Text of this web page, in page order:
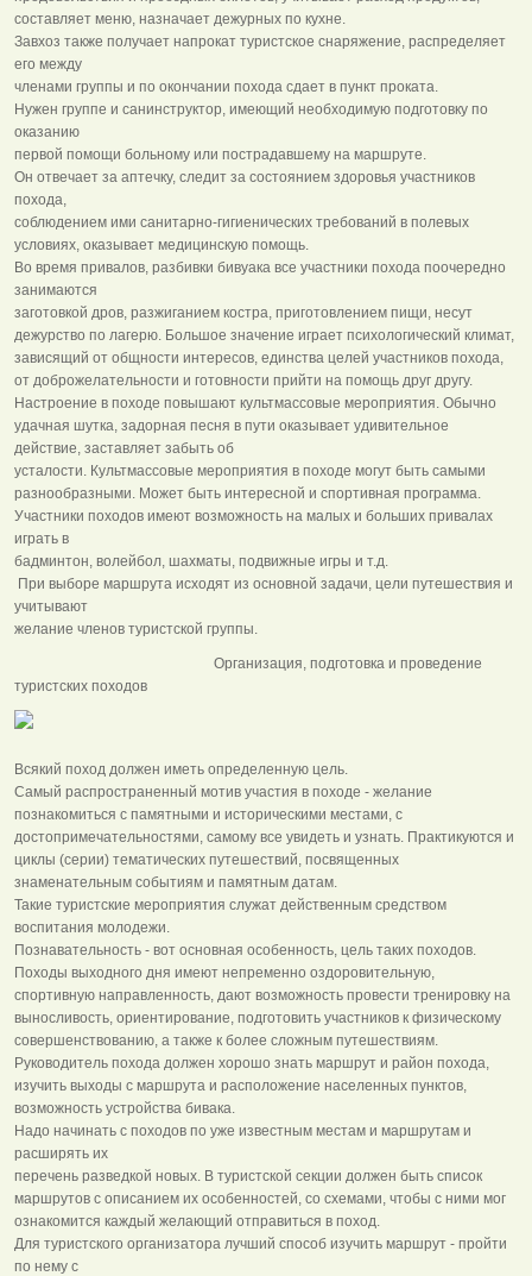
составляет меню, назначает дежурных по кухне.
Завхоз также получает напрокат туристское снаряжение, распределяет
его между
членами группы и по окончании похода сдает в пункт проката.
Нужен группе и санинструктор, имеющий необходимую подготовку по
оказанию
первой помощи больному или пострадавшему на маршруте.
Он отвечает за аптечку, следит за состоянием здоровья участников
похода,
соблюдением ими санитарно-гигиенических требований в полевых
условиях, оказывает медицинскую помощь.
Во время привалов, разбивки бивуака все участники похода поочередно
занимаются
заготовкой дров, разжиганием костра, приготовлением пищи, несут
дежурство по лагерю. Большое значение играет психологический климат,
зависящий от общности интересов, единства целей участников похода,
от доброжелательности и готовности прийти на помощь друг другу.
Настроение в походе повышают культмассовые мероприятия. Обычно
удачная шутка, задорная песня в пути оказывает удивительное
действие, заставляет забыть об
усталости. Культмассовые мероприятия в походе могут быть самыми
разнообразными. Может быть интересной и спортивная программа.
Участники походов имеют возможность на малых и больших привалах
играть в
бадминтон, волейбол, шахматы, подвижные игры и т.д.
При выборе маршрута исходят из основной задачи, цели путешествия и
учитывают
желание членов туристской группы.
Организация, подготовка и проведение
туристских походов
Всякий поход должен иметь определенную цель.
Самый распространенный мотив участия в походе - желание
познакомиться с памятными и историческими местами, с
достопримечательностями, самому все увидеть и узнать. Практикуются и
циклы (серии) тематических путешествий, посвященных
знаменательным событиям и памятным датам.
Такие туристские мероприятия служат действенным средством
воспитания молодежи.
Познавательность - вот основная особенность, цель таких походов.
Походы выходного дня имеют непременно оздоровительную,
спортивную направленность, дают возможность провести тренировку на
выносливость, ориентирование, подготовить участников к физическому
совершенствованию, а также к более сложным путешествиям.
Руководитель похода должен хорошо знать маршрут и район похода,
изучить выходы с маршрута и расположение населенных пунктов,
возможность устройства бивака.
Надо начинать с походов по уже известным местам и маршрутам и
расширять их
перечень разведкой новых. В туристской секции должен быть список
маршрутов с описанием их особенностей, со схемами, чтобы с ними мог
ознакомится каждый желающий отправиться в поход.
Для туристского организатора лучший способ изучить маршрут - пройти
по нему с